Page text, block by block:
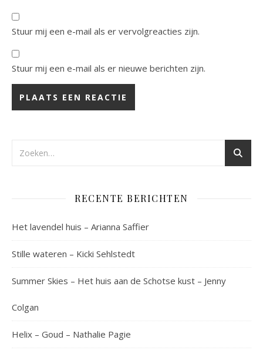
Stuur mij een e-mail als er vervolgreacties zijn.
Stuur mij een e-mail als er nieuwe berichten zijn.
RECENTE BERICHTEN
Het lavendel huis – Arianna Saffier
Stille wateren – Kicki Sehlstedt
Summer Skies – Het huis aan de Schotse kust – Jenny
Colgan
Helix – Goud – Nathalie Pagie